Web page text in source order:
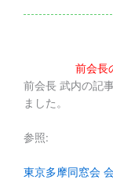
前会長
前会長 武内の記
ました。
参照:
東京多摩同窓会